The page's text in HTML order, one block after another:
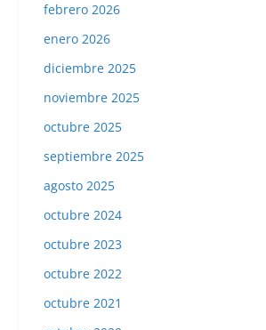
febrero 2026
enero 2026
diciembre 2025
noviembre 2025
octubre 2025
septiembre 2025
agosto 2025
octubre 2024
octubre 2023
octubre 2022
octubre 2021